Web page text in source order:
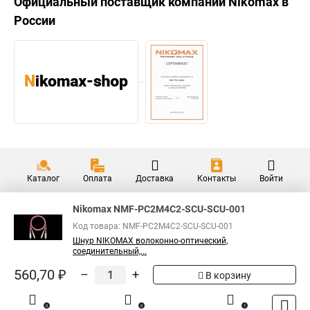
России
Каталог Оплата Доставка Контакты Войти
Nikomax NMF-PC2M4C2-SCU-SCU-001
Код товара: NMF-PC2M4C2-SCU-SCU-001
Шнур NIKOMAX волоконно-оптический,
соединительный,...
560,70 ₽ – + В корзину
0 0 1